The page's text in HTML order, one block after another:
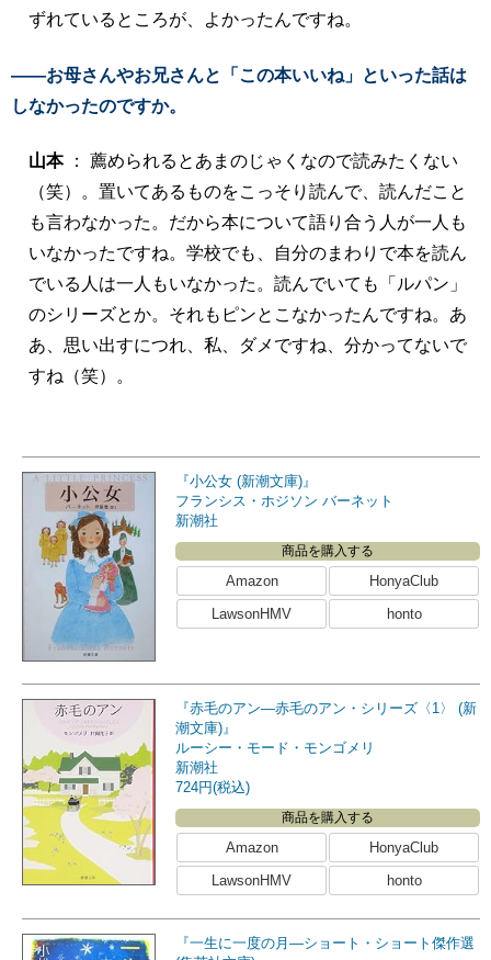
『小公女 (新潮文庫)』
フランシス・ホジソン バーネット
新潮社
商品を購入する
Amazon
HonyaClub
LawsonHMV
honto
『赤毛のアン―赤毛のアン・シリーズ〈1〉 (新
潮文庫)』
ルーシー・モード・モンゴメリ
新潮社
724円(税込)
商品を購入する
Amazon
HonyaClub
LawsonHMV
honto
『一生に一度の月―ショート・ショート傑作選
ずれているところが、よかったんですね。
――お母さんやお兄さんと「この本いいね」といった話は
しなかったのですか。
山本： 薦められるとあまのじゃくなので読みたくない
（笑）。置いてあるものをこっそり読んで、読んだこと
も言わなかった。だから本について語り合う人が一人も
いなかったですね。学校でも、自分のまわりで本を読ん
でいる人は一人もいなかった。読んでいても「ルパン」
のシリーズとか。それもピンとこなかったんですね。あ
あ、思い出すにつれ、私、ダメですね、分かってないで
すね（笑）。